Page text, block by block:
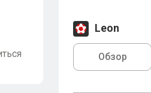
Leon
Обзор